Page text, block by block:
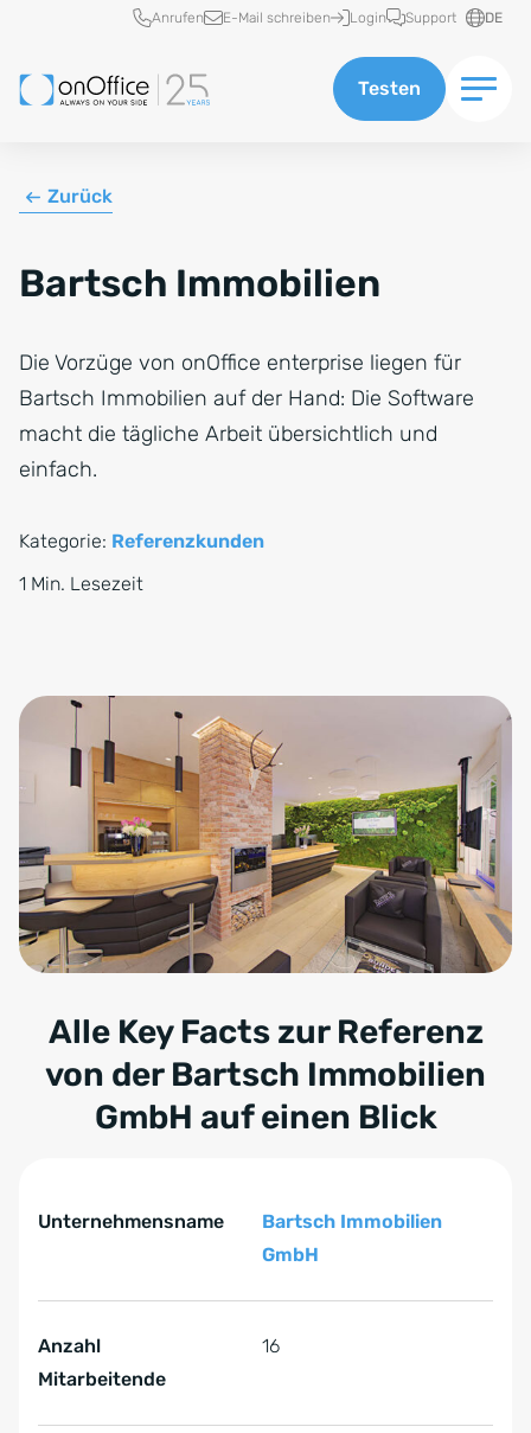
Schnellzugriff
Anrufen E-Mail schreiben Login Support DE
Testen
Zurück
Bartsch Immobilien
Die Vorzüge von onOffice enterprise liegen für
Bartsch Immobilien auf der Hand: Die Software
macht die tägliche Arbeit übersichtlich und
einfach.
Kategorie: Referenzkunden
1 Min. Lesezeit
Alle Key Facts zur Referenz
von der Bartsch Immobilien
GmbH auf einen Blick
Unternehmensname
Bartsch Immobilien
GmbH
Anzahl
Mitarbeitende
16